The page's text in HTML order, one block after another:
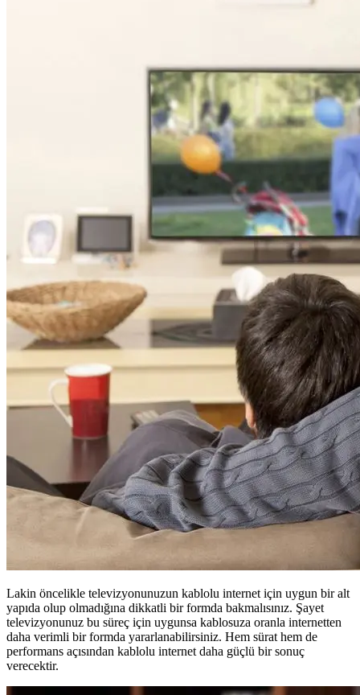
Lakin öncelikle televizyonunuzun kablolu internet için uygun bir alt
yapıda olup olmadığına dikkatli bir formda bakmalısınız. Şayet
televizyonunuz bu süreç için uygunsa kablosuza oranla internetten
daha verimli bir formda yararlanabilirsiniz. Hem sürat hem de
performans açısından kablolu internet daha güçlü bir sonuç
verecektir.